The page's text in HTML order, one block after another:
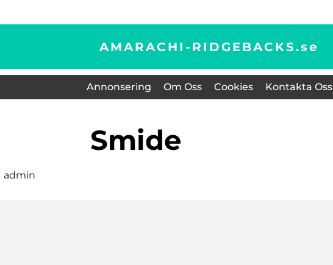
AMARACHI-RIDGEBACKS.se
Annonsering Om Oss Cookies Kontakta Oss
Smide
admin